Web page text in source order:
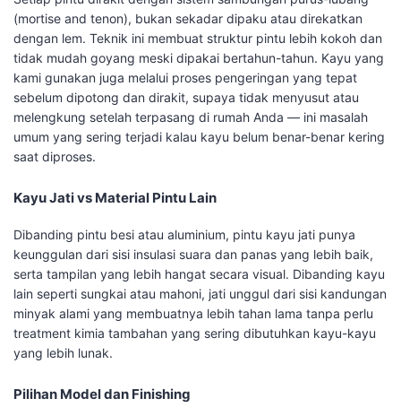
(mortise and tenon), bukan sekadar dipaku atau direkatkan
dengan lem. Teknik ini membuat struktur pintu lebih kokoh dan
tidak mudah goyang meski dipakai bertahun-tahun. Kayu yang
kami gunakan juga melalui proses pengeringan yang tepat
sebelum dipotong dan dirakit, supaya tidak menyusut atau
melengkung setelah terpasang di rumah Anda — ini masalah
umum yang sering terjadi kalau kayu belum benar-benar kering
saat diproses.
Kayu Jati vs Material Pintu Lain
Dibanding pintu besi atau aluminium, pintu kayu jati punya
keunggulan dari sisi insulasi suara dan panas yang lebih baik,
serta tampilan yang lebih hangat secara visual. Dibanding kayu
lain seperti sungkai atau mahoni, jati unggul dari sisi kandungan
minyak alami yang membuatnya lebih tahan lama tanpa perlu
treatment kimia tambahan yang sering dibutuhkan kayu-kayu
yang lebih lunak.
Pilihan Model dan Finishing